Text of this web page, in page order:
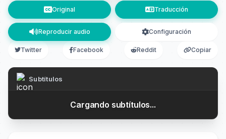
Original Traducción
Reproducir audio Configuración
Twitter Facebook Reddit Copiar
Subtítulos
Cargando subtítulos...